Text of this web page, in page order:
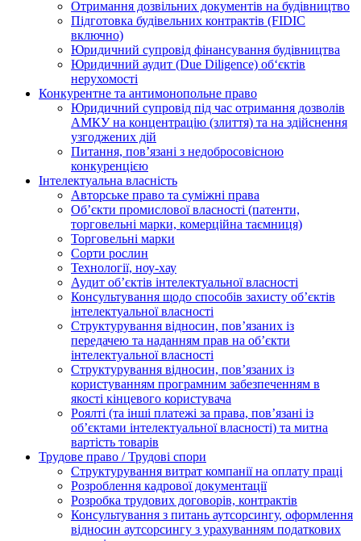
Отримання дозвільних документів на будівництво
Підготовка будівельних контрактів (FIDIC
включно)
Юридичний супровід фінансування будівництва
Юридичний аудит (Due Diligence) об‘єктів
нерухомості
Конкурентне та антимонопольне право
Юридичний супровід під час отримання дозволів
АМКУ на концентрацію (злиття) та на здійснення
узгоджених дій
Питання, пов’язані з недобросовісною
конкуренцією
Інтелектуальна власність
Авторське право та суміжні права
Oб’єкти промислової власності (патенти,
торговельні марки, комерційна таємниця)
Торговельні марки
Сорти рослин
Технології, ноу-хау
Аудит об’єктів інтелектуальної власності
Консультування щодо способів захисту об’єктів
інтелектуальної власності
Структурування відносин, пов’язаних із
передачею та наданням прав на об’єкти
інтелектуальної власності
Структурування відносин, пов’язаних із
користуванням програмним забезпеченням в
якості кінцевого користувача
Роялті (та інші платежі за права, пов’язані із
об’єктами інтелектуальної власності) та митна
вартість товарів
Трудове право / Трудові спори
Cтруктурування витрат компанії на оплату праці
Розроблення кадрової документації
Розробка трудових договорів, контрактів
Консультування з питань аутсорсингу, оформлення
відносин аутсорсингу з урахуванням податкових